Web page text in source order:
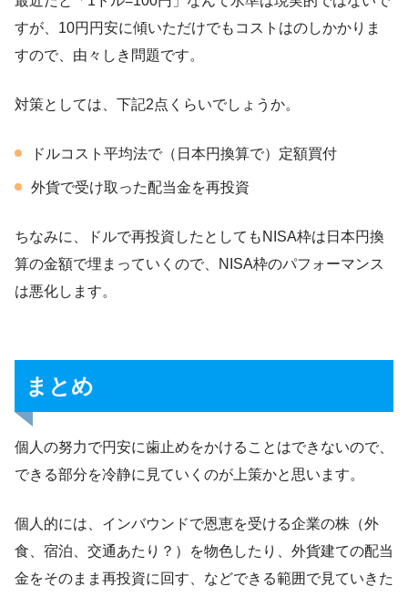
すが、10円円安に傾いただけでもコストはのしかかりま
すので、由々しき問題です。
対策としては、下記2点くらいでしょうか。
ドルコスト平均法で（日本円換算で）定額買付
外貨で受け取った配当金を再投資
ちなみに、ドルで再投資したとしてもNISA枠は日本円換
算の金額で埋まっていくので、NISA枠のパフォーマンス
は悪化します。
まとめ
個人の努力で円安に歯止めをかけることはできないので、
できる部分を冷静に見ていくのが上策かと思います。
個人的には、インバウンドで恩恵を受ける企業の株（外
食、宿泊、交通あたり？）を物色したり、外貨建ての配当
金をそのまま再投資に回す、などできる範囲で見ていきた